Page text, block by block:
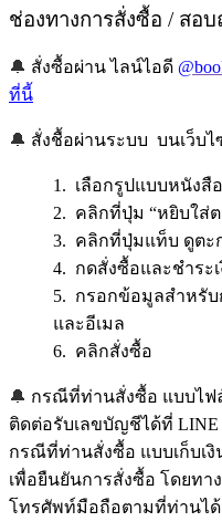
ช่องทางการสั่งซื้อ / สอ
🔔 สั่งซื้อผ่าน ไลน์ไอดี
ที่นี้
🔔 สั่งชื้อผ่านระบบ บนเว็บไ
1. เลือกรูปแบบหนังสื
2. คลิกที่ปุ่ม “หยิบใส่ต
3. คลิกที่ปุ่มแท็บ ดูตะ
4. กดสั่งซื้อและชำระ
5. กรอกข้อมูลสำหรับ
และอีเมล
6. คลิกสั่งซื้อ
🔔 กรณีที่ท่านสั่งซื้อ แบบไฟ
ติดต่อรับเลขบัญชีได้ที่ LINE
กรณีที่ท่านสั่งซื้อ แบบเก็บเ
เพื่อยืนยันการสั่งซื้อ โดยทา
โทรศัพท์มือถือตามที่ท่านไ